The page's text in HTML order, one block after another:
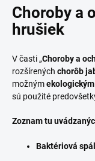
Choroby a
hrušiek
V časti „Choroby a
rozšírených chorôb
možným
sú použité
Zoznam tu
Baktériová